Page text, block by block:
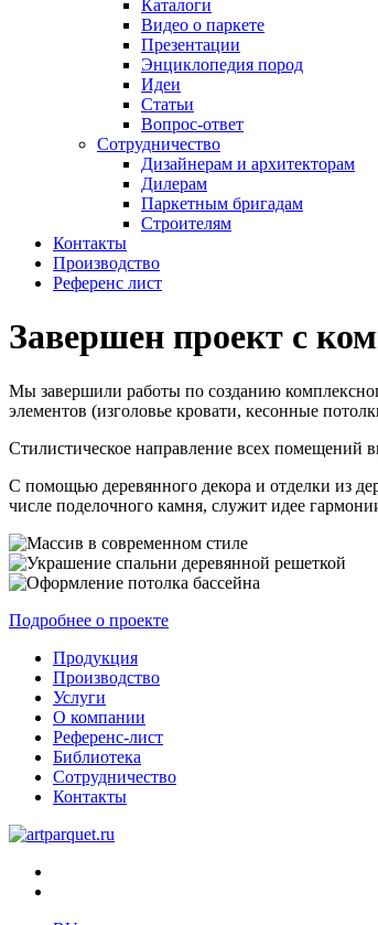
Каталоги
Видео о паркете
Презентации
Энциклопедия пород
Идеи
Статьи
Вопрос-ответ
Сотрудничество
Дизайнерам и архитекторам
Дилерам
Паркетным бригадам
Строителям
Контакты
Производство
Референс лист
Завершен проект с
Мы завершили работы по созданию
элементов (изголовье кровати, кесонные
Стилистическое направление всех
С помощью деревянного декора и отделки из
числе поделочного камня, служит идее
Подробнее о проекте
Продукция
Производство
Услуги
О компании
Референс-лист
Библиотека
Сотрудничество
Контакты